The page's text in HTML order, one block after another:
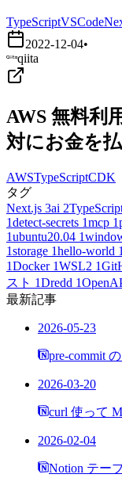
TypeScriptVSCode
2022-12-04•
qiita
AWS 無料利
対にお金を
AWSTypeScriptCDK
タグ
Next.js 3ai 2
1detect-secrets 1mcp 1
1ubuntu20.04 1
1storage 1hello-world 1
1Docker 1WSL2 1
スト 1Dredd 1
最新記事
2026-05-23
pre-commit
2026-03-20
curl 使って
2026-02-04
Notion テー